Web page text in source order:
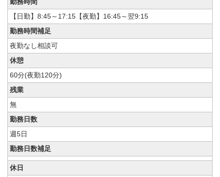
【日勤】8:45～17:15【夜勤】16:45～翌9:15
勤務時間補足
夜勤なし相談可
休憩
60分(夜勤120分)
残業
無
勤務日数
週5日
勤務日数補足
休日